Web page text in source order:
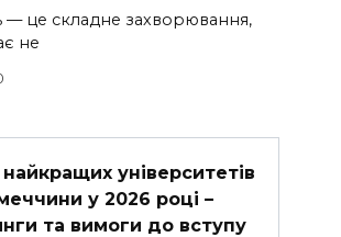
— це складне захворювання,
не
університетів
у 2026 році –
та вимоги до вступу